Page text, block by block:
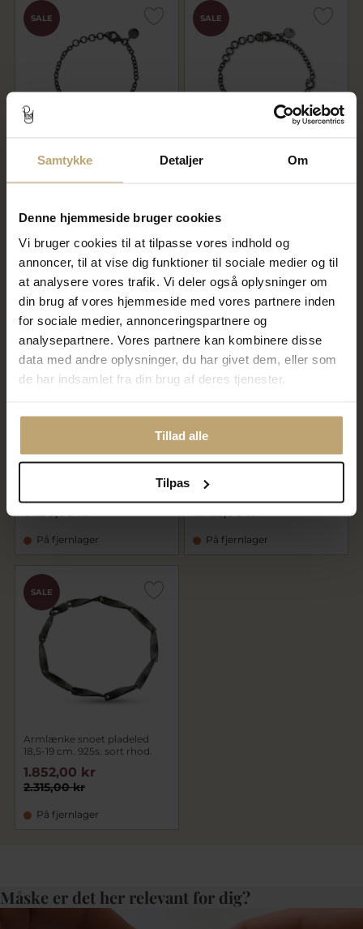
Samtykke Detaljer Om
Denne hjemmeside bruger cookies
Vi bruger cookies til at tilpasse vores indhold og
annoncer, til at vise dig funktioner til sociale medier og til
at analysere vores trafik. Vi deler også oplysninger om
din brug af vores hjemmeside med vores partnere inden
for sociale medier, annonceringspartnere og
analysepartnere. Vores partnere kan kombinere disse
data med andre oplysninger, du har givet dem, eller som
de har indsamlet fra din brug af deres tjenester.
Tillad alle
Tilpas
SALE
By Birdie Victoria Circle Pavé
4.650,00 kr
3.720,00 kr
På lager
SALE
By Birdie Orion Orbit
1.830,00 kr
1.464,00 kr
SALE
By Birdie Orion armbånd sort
rhodineret sølv m. 14 kt
6.230,00 kr
4.984,00 kr
På fjernlager
SALE
By Birdie Orion Topka
armbånd sølv med 14kt guld
12.125,00 kr
9.700,00 kr
På fjernlager
SALE
Armlænke snoet pladeled
18,5-19 cm. 925s. sort rhod.
2.315,00 kr
1.852,00 kr
På fjernlager
Måske er det her relevant for dig?